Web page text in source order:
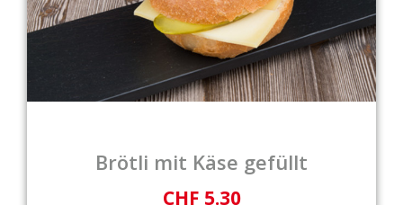
Brötli mit Käse gefüllt
CHF 5.30